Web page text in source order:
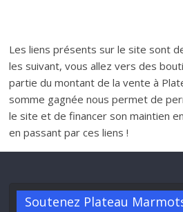
Les liens présents sur le site sont
les suivant, vous allez vers des
partie du montant de la vente à
somme gagnée nous permet de
le site et de financer son maintien
en passant par ces liens !
Soutenez Plateau